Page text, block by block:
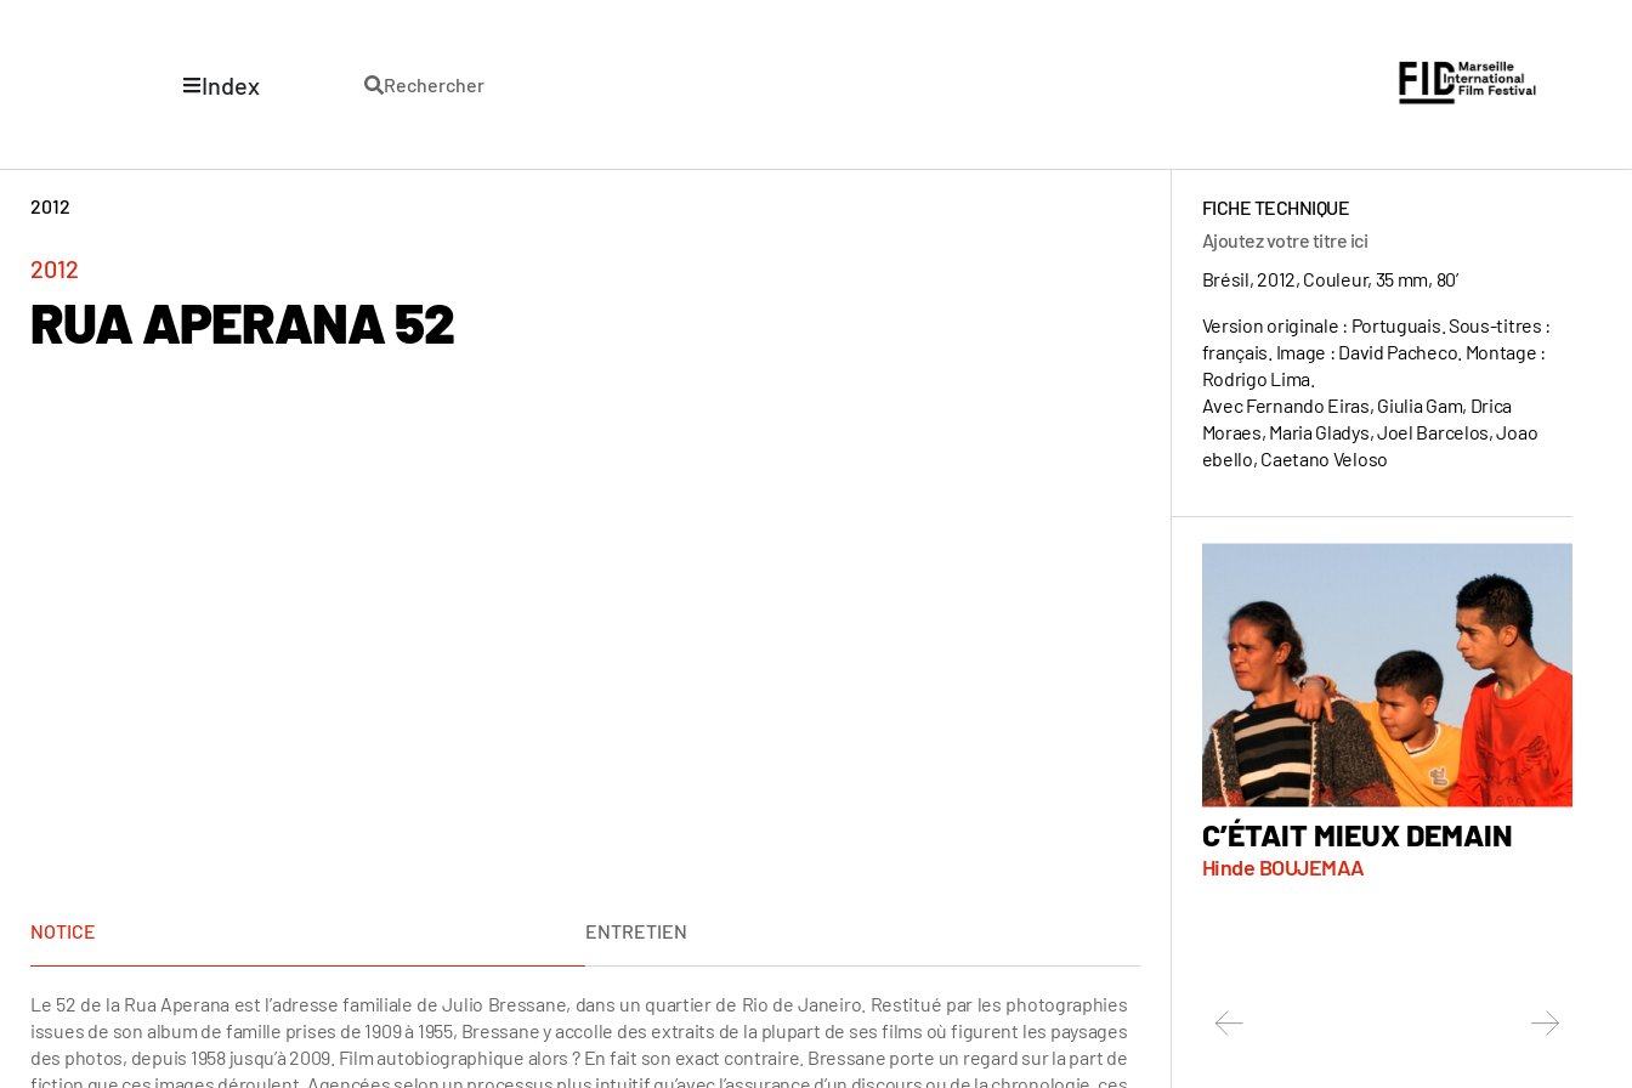
Rechercher
Index
2012
2012
RUA APERANA 52
NOTICE ENTRETIEN
Le 52 de la Rua Aperana est l’adresse familiale de Julio Bressane, dans un quartier de Rio de Janeiro. Restitué par les photographies
issues de son album de famille prises de 1909 à 1955, Bressane y accolle des extraits de la plupart de ses films où figurent les paysages
des photos, depuis 1958 jusqu’à 2009. Film autobiographique alors ? En fait son exact contraire. Bressane porte un regard sur la part de
FICHE TECHNIQUE
Ajoutez votre titre ici
Brésil, 2012, Couleur, 35 mm, 80’
Version originale : Portuguais. Sous-titres :
français. Image : David Pacheco. Montage :
Rodrigo Lima.
Avec Fernando Eiras, Giulia Gam, Drica
Moraes, Maria Gladys, Joel Barcelos, Joao
ebello, Caetano Veloso
C’ÉTAIT MIEUX DEMAIN
Hinde BOUJEMAA